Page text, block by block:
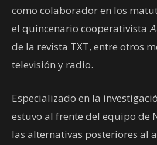
como colaborador en los
el quincenario cooperativista
de la revista TXT, entre otros
televisión y radio.
Especializado en la
estuvo al frente del equipo de
las alternativas posteriores al